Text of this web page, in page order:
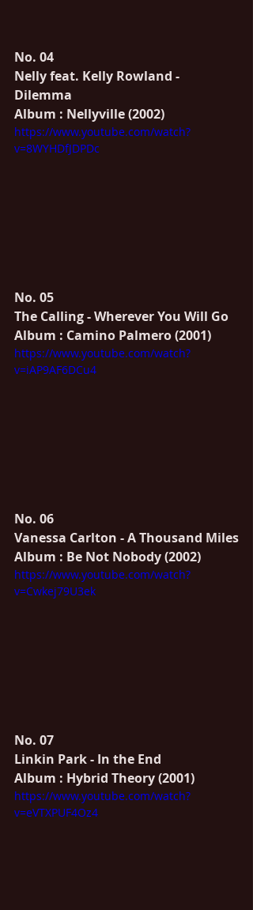
No. 04
Nelly feat. Kelly Rowland -
Dilemma
Album : Nellyville (2002)
https://www.youtube.com/watch?
v=8WYHDfJDPDc
No. 05
The Calling - Wherever You Will Go
Album : Camino Palmero (2001)
https://www.youtube.com/watch?
v=iAP9AF6DCu4
No. 06
Vanessa Carlton - A Thousand Miles
Album : Be Not Nobody (2002)
https://www.youtube.com/watch?
v=Cwkej79U3ek
No. 07
Linkin Park - In the End
Album : Hybrid Theory (2001)
https://www.youtube.com/watch?
v=eVTXPUF4Oz4